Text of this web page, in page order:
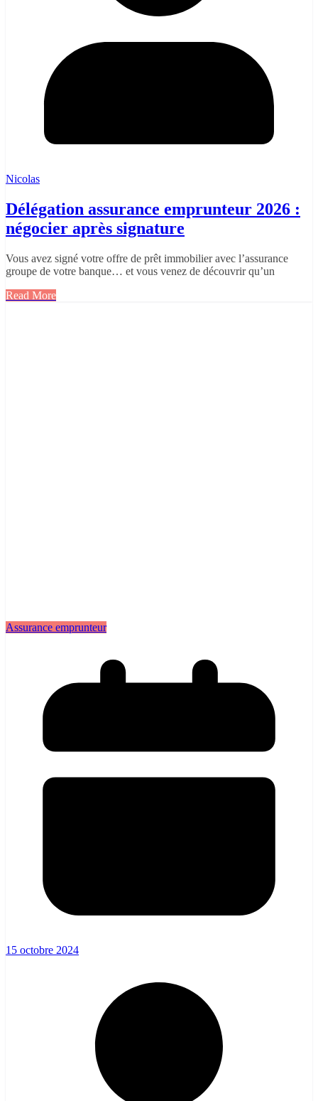
Nicolas
Délégation assurance emprunteur 2026 :
négocier après signature
Vous avez signé votre offre de prêt immobilier avec l’assurance
groupe de votre banque… et vous venez de découvrir qu’un
Read More
Assurance emprunteur
15 octobre 2024